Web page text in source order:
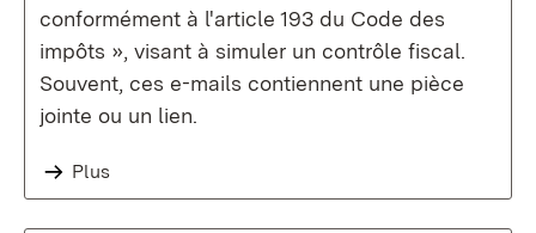
conformément à l'article 193 du Code des
impôts », visant à simuler un contrôle fiscal.
Souvent, ces e-mails contiennent une pièce
jointe ou un lien.
Plus